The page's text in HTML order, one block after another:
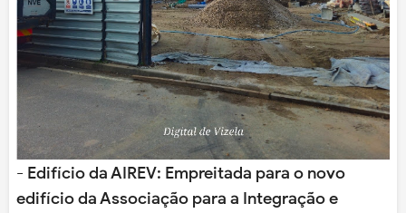
- Edifício da AIREV: Empreitada para o novo
edifício da Associação para a Integração e